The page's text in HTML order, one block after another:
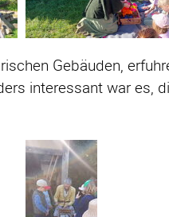
Gebäuden,
interessant war es,